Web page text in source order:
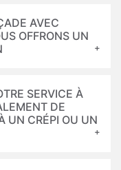
AVEC
OFFRONS UN
SERVICE À
DE
UN CRÉPI OU UN